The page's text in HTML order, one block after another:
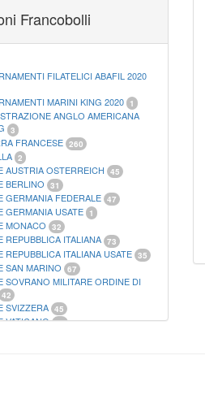
FILATELICHE MARINI
SAN MARINO
VATICANO
PERIODI SEPARATI ITALIA
PERIODI SEPARATI SAN
14
PERIODI SEPARATI
10
REGNO D'ITALIA COLONIE
FILATELICO MARINI 33
XL 1
Francobolli
FILATELICI ABAFIL 2020
MARINI KING 2020 1
ANGLO AMERICANA
3
FRANCESE 260
2
AUSTRIA OSTERREICH 45
BERLINO 31
GERMANIA FEDERALE 47
GERMANIA USATE 1
MONACO 32
REPUBBLICA ITALIANA 73
REPUBBLICA ITALIANA USATE 35
SAN MARINO 67
SOVRANO MILITARE ORDINE DI
42
SVIZZERA 45
VATICANO 64